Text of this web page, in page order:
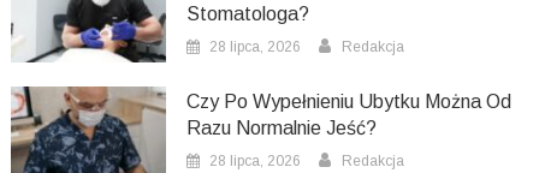
Stomatologa?
28 lipca, 2026 Redakcja
Czy Po Wypełnieniu Ubytku Można Od
Razu Normalnie Jeść?
28 lipca, 2026 Redakcja